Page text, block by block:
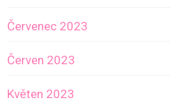
Červenec 2023
Červen 2023
Květen 2023